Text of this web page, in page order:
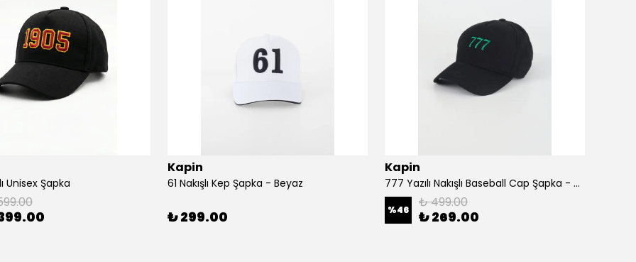
Unisex Şapka
Kapin
61 Nakışlı Kep Şapka - Beyaz
₺ 299.00
Kapin
777 Yazılı Nakışlı Baseball Cap Şapka - Siyah
%46 ₺ 499.00
₺ 269.00